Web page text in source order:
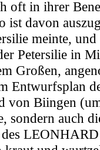
oft in ihrer
ist davon
meinte,
Petersilie in
Großen,
Entwurfsplan
von Biingen
sondern auch